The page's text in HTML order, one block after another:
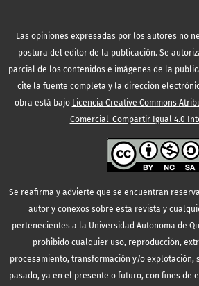
Las opiniones expresadas por los autores no
postura del editor de la publicación. Se
parcial de los contenidos e imágenes de la
cite la fuente completa y la dirección
obra está bajo Licencia Creative Commons
Comercial-Compartir Igual 4.0
Se reafirma y advierte que se encuentran
autor y conexos sobre esta revista y
pertenecientes a la Universidad Autonoma de
prohibido cualquier uso, reproducción,
procesamiento, transformación y/o explotación,
pasado, ya en el presente o futuro, con fines de